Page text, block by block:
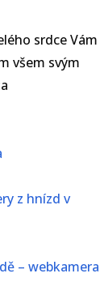
srdce Vám
všem svým
z hnízd v
– webkamera